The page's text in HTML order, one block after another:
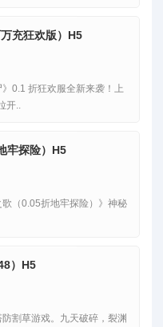
充狂欢版）H5
0.1 折狂欢服全新来袭！上
开..
牢探险）H5
（0.05折地牢探险）》神秘
）H5
割草游戏。九天破碎，裂渊